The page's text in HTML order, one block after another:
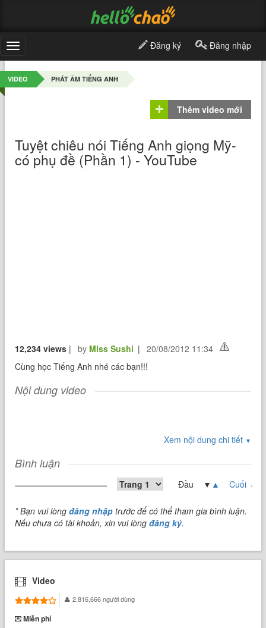
Toggle
navigation
Đăng ký Đăng nhập
VIDEO PHÁT ÂM TIẾNG ANH
Thêm video mới
Tuyệt chiêu nói Tiếng Anh giọng Mỹ-
có phụ đề (Phần 1) - YouTube
12,234 views | by Miss Sushi |
20/08/2012 11:34
Cùng học Tiếng Anh nhé các bạn!!!
Nội dung video
Xem nội dung chi tiết ▼
Bình luận
Đầu ▼ ▲ Cuối
* Bạn vui lòngđăng nhập trước để có thể tham gia bình luận.
Nếu chưa có tài khoản, xin vui lòngđăng ký.
Video
2,816,666 người dùng
Miễn phí